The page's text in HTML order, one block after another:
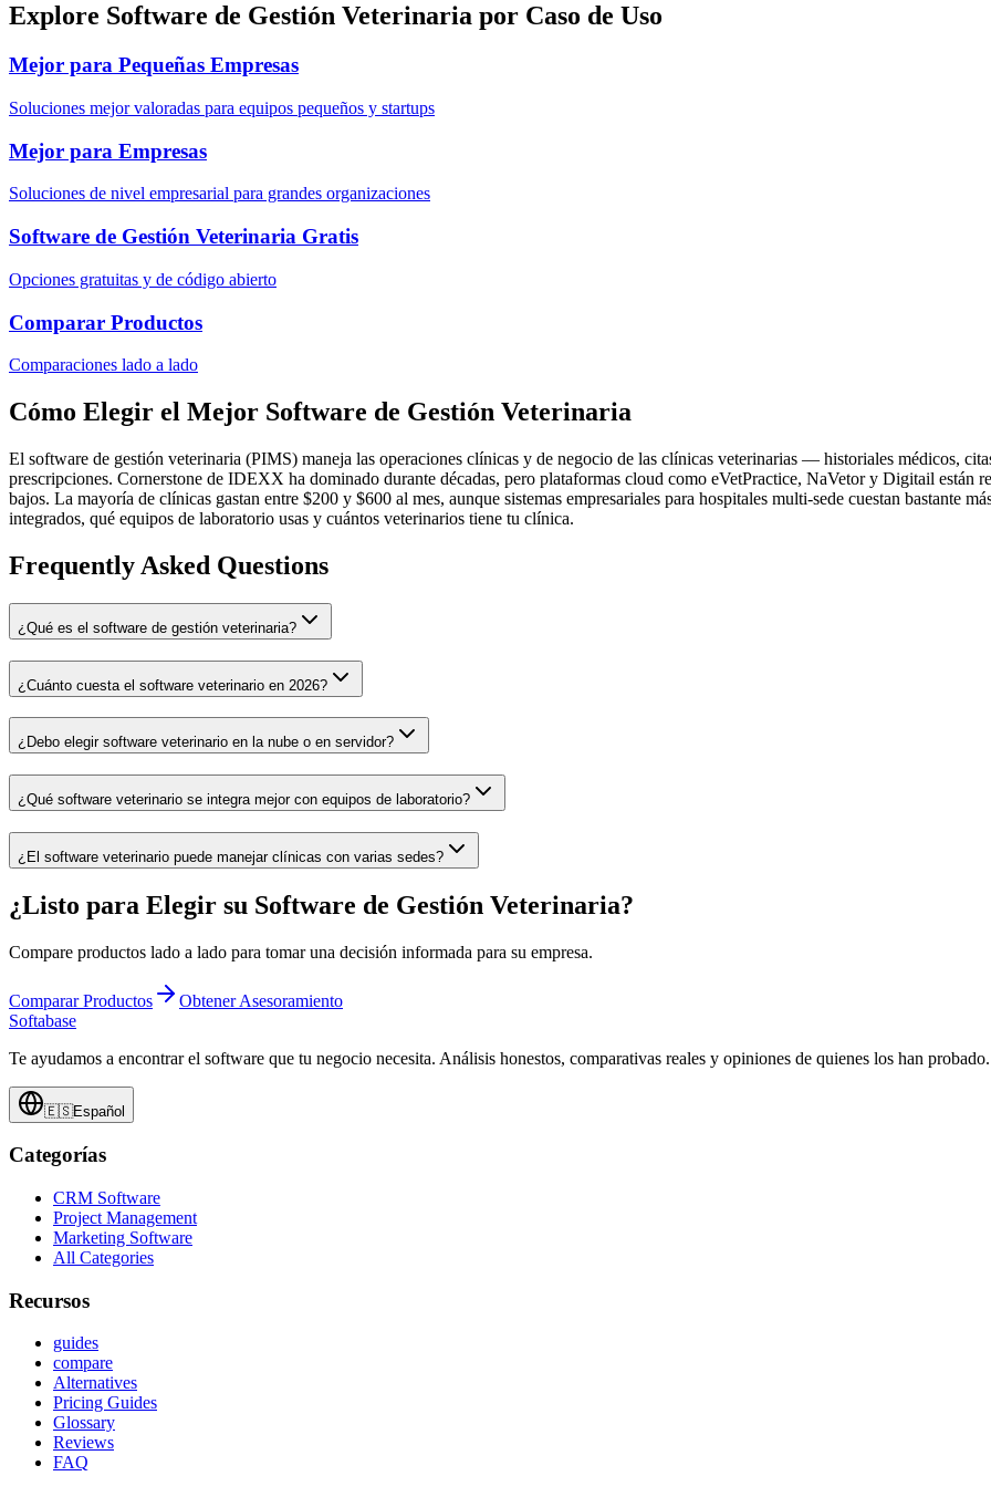
Explore Software de Gestión Veterinaria por Caso de Uso
Mejor para Pequeñas Empresas
Soluciones mejor valoradas para equipos pequeños y startups
Mejor para Empresas
Soluciones de nivel empresarial para grandes organizaciones
Software de Gestión Veterinaria Gratis
Opciones gratuitas y de código abierto
Comparar Productos
Comparaciones lado a lado
Cómo Elegir el Mejor Software de Gestión Veterinaria
El software de gestión veterinaria (PIMS) maneja las operaciones clínicas y de negocio de las clínicas veterinarias — historiales médicos,
prescripciones. Cornerstone de IDEXX ha dominado durante décadas, pero plataformas cloud como eVetPractice, NaVetor y Digitail están
bajos. La mayoría de clínicas gastan entre $200 y $600 al mes, aunque sistemas empresariales para hospitales multi-sede cuestan bastante
integrados, qué equipos de laboratorio usas y cuántos veterinarios tiene tu clínica.
Frequently Asked Questions
¿Qué es el software de gestión veterinaria?
¿Cuánto cuesta el software veterinario en 2026?
¿Debo elegir software veterinario en la nube o en servidor?
¿Qué software veterinario se integra mejor con equipos de laboratorio?
¿El software veterinario puede manejar clínicas con varias sedes?
¿Listo para Elegir su Software de Gestión Veterinaria?
Compare productos lado a lado para tomar una decisión informada para su empresa.
Comparar Productos
Obtener Asesoramiento
Softabase
Te ayudamos a encontrar el software que tu negocio necesita. Análisis honestos, comparativas reales y opiniones de quienes los han probado.
🇪🇸Español
Categorías
CRM Software
Project Management
Marketing Software
All Categories
Recursos
guides
compare
Alternatives
Pricing Guides
Glossary
Reviews
FAQ